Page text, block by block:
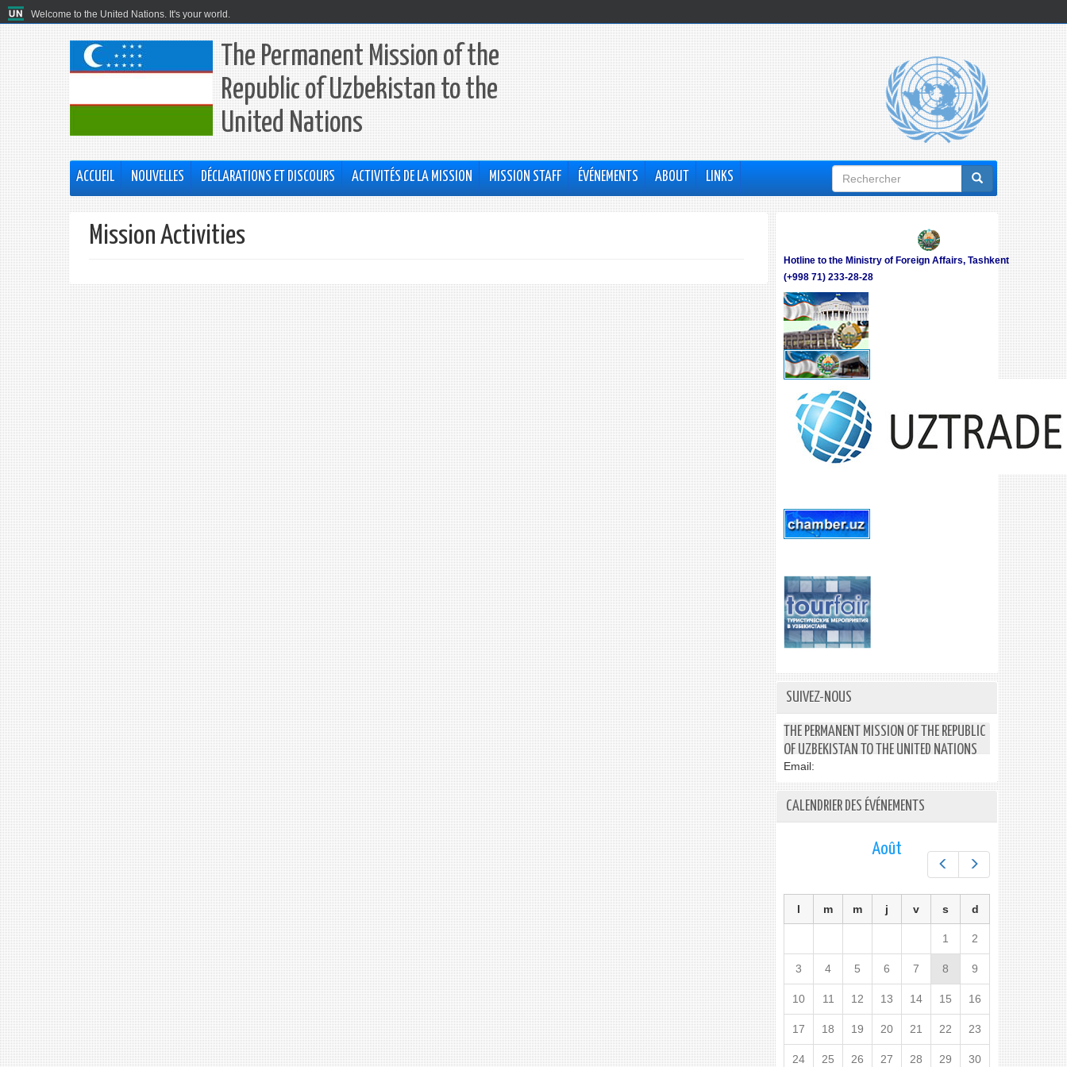
Welcome to the United Nations. It's your world.
The Permanent Mission of the
Republic of Uzbekistan to the
United Nations
ACCUEIL NOUVELLES DÉCLARATIONS ET DISCOURS ACTIVITÉS DE LA MISSION MISSION STAFF ÉVÉNEMENTS ABOUT LINKS
Formulaire
de
Mission Activities
Hotline to the Ministry of Foreign Affairs, Tashkent
(+998 71) 233-28-28
SUIVEZ-NOUS
THE PERMANENT MISSION OF THE REPUBLIC
OF UZBEKISTAN TO THE UNITED NATIONS
Email:
CALENDRIER DES ÉVÉNEMENTS
Préc. Suiv.
Août
l m m j v s d
1 2
3 4 5 6 7 8 9
10 11 12 13 14 15 16
17 18 19 20 21 22 23
24 25 26 27 28 29 30